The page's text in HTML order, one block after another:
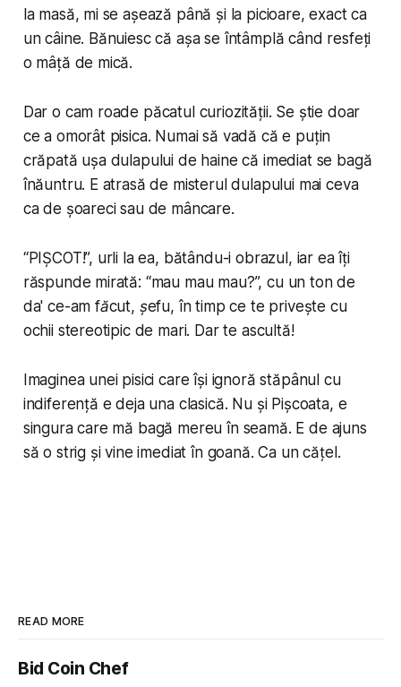
la masă, mi se așează până și la picioare, exact ca
un câine. Bănuiesc că așa se întâmplă când resfeți
o mâță de mică.
Dar o cam roade păcatul curiozității. Se știe doar
ce a omorât pisica. Numai să vadă că e puțin
crăpată ușa dulapului de haine că imediat se bagă
înăuntru. E atrasă de misterul dulapului mai ceva
ca de șoareci sau de mâncare.
“PIȘCOT!”, urli la ea, bătându-i obrazul, iar ea îți
răspunde mirată: “mau mau mau?”, cu un ton de
da' ce-am făcut, șefu, în timp ce te privește cu
ochii stereotipic de mari. Dar te ascultă!
Imaginea unei pisici care își ignoră stăpânul cu
indiferență e deja una clasică. Nu și Pișcoata, e
singura care mă bagă mereu în seamă. E de ajuns
să o strig și vine imediat în goană. Ca un cățel.
READ MORE
Bid Coin Chef